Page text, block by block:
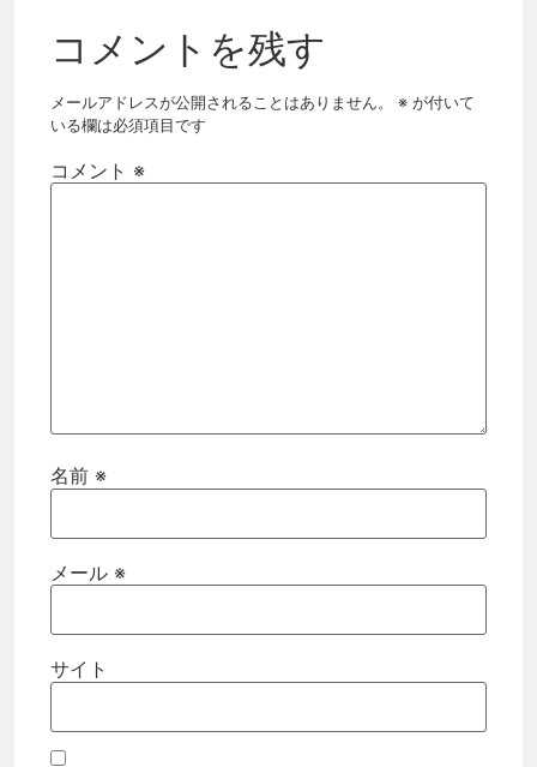
コメントを残す
メールアドレスが公開されることはありません。 ※ が付いて
いる欄は必須項目です
コメント ※
名前 ※
メール ※
サイト